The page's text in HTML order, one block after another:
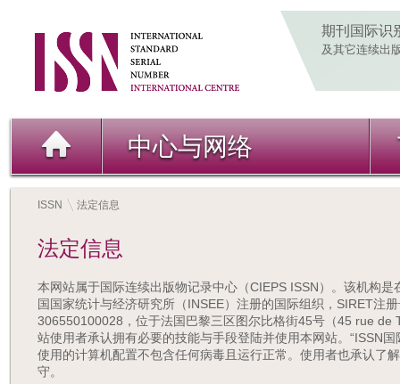
期刊国际识
及其它连续出
中心与网络
ISSN 法定信息
法定信息
本网站属于国际连续出版物记录中心（CIEPS ISSN）。该机构是
国国家统计与经济研究所（INSEE）注册的国际组织，SIRET注
306550100028，位于法国巴黎三区图尔比格街45号（45 rue de
站使用者承认拥有必要的技能与手段登陆并使用本网站。“ISSN
使用的计算机配置不包含任何病毒且运行正常。使用者也承认了
守。